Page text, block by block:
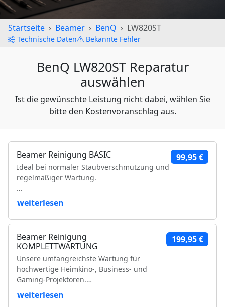
Startseite Beamer BenQ LW820ST
Technische Daten Bekannte Fehler
BenQ LW820ST Reparatur
auswählen
Ist die gewünschte Leistung nicht dabei, wählen Sie
bitte den Kostenvoranschlag aus.
Beamer Reinigung BASIC
Ideal bei normaler Staubverschmutzung und
regelmäßiger Wartung.
Leistungsumfang:
Reinigung der Luftfilter und Gehäuseteile
Reinigung der Kühlkörper
Objektivreinigung
Entfernung loser Staubablagerungen im
Geräteinneren
Prüfung der Bildqualität
Funktionsprüfung
weiterlesen
99,95 €
Beamer Reinigung
KOMPLETTWARTUNG
Unsere umfangreichste Wartung für
hochwertige Heimkino-, Business- und
Gaming-Projektoren.
Leistungsumfang:
weiterlesen
199,95 €